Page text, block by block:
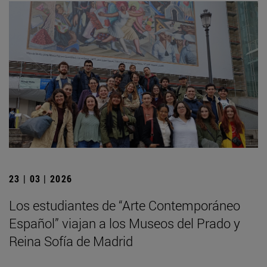
23 | 03 | 2026
Los estudiantes de “Arte Contemporáneo
Español” viajan a los Museos del Prado y
Reina Sofía de Madrid